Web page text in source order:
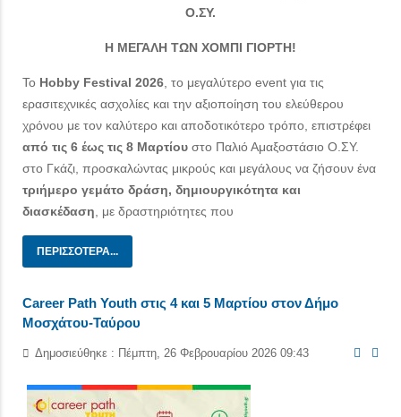
Ο.ΣΥ.
Η ΜΕΓΑΛΗ ΤΩΝ ΧΟΜΠΙ ΓΙΟΡΤΗ!
Το Hobby Festival 2026 , το μεγαλύτερο event για τις
ερασιτεχνικές ασχολίες και την αξιοποίηση του ελεύθερου
χρόνου με τον καλύτερο και αποδοτικότερο τρόπο, επιστρέφει
από τις 6 έως τις 8 Μαρτίου στο Παλιό Αμαξοστάσιο Ο.ΣΥ.
στο Γκάζι, προσκαλώντας μικρούς και μεγάλους να ζήσουν ένα
τριήμερο γεμάτο δράση, δημιουργικότητα και
διασκέδαση , με δραστηριότητες που
ΠΕΡΙΣΣΌΤΕΡΑ...
Career Path Youth στις 4 και 5 Μαρτίου στον Δήμο
Μοσχάτου-Ταύρου
Δημοσιεύθηκε : Πέμπτη, 26 Φεβρουαρίου 2026 09:43